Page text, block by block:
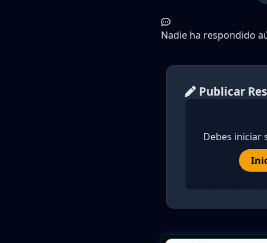
Nadie ha respondido
Publicar
Debes iniciar